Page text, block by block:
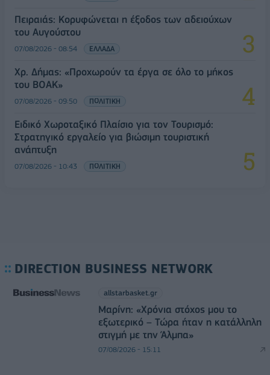
Πειραιάς: Κορυφώνεται η έξοδος των αδειούχων
του Αυγούστου
07/08/2026 - 08:54 ΕΛΛΑΔΑ
Χρ. Δήμας: «Προχωρούν τα έργα σε όλο το μήκος
του ΒΟΑΚ»
07/08/2026 - 09:50 ΠΟΛΙΤΙΚΗ
Ειδικό Χωροταξικό Πλαίσιο για τον Τουρισμό:
Στρατηγικό εργαλείο για βιώσιμη τουριστική
ανάπτυξη
07/08/2026 - 10:43 ΠΟΛΙΤΙΚΗ
DIRECTION BUSINESS NETWORK
allstarbasket.gr
Μαρίνη: «Χρόνια στόχος μου το
εξωτερικό – Τώρα ήταν η κατάλληλη
στιγμή με την Άλμπα»
07/08/2026 - 15:11